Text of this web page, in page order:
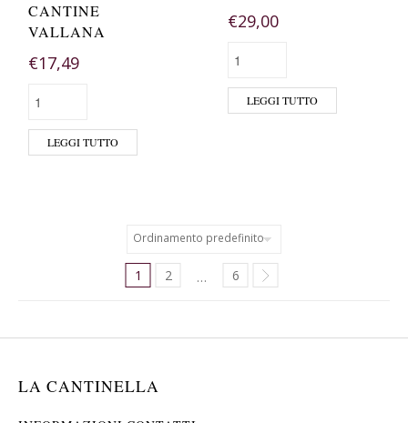
CANTINE
VALLANA
€17,49
LEGGI TUTTO
€29,00
LEGGI TUTTO
1 2 … 6
LA CANTINELLA